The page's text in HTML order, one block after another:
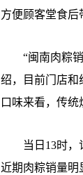
方便顾客堂食后
“闽南肉粽销
绍，目前门店和
口味来看，传统
当日13时，记
近期肉粽销量明